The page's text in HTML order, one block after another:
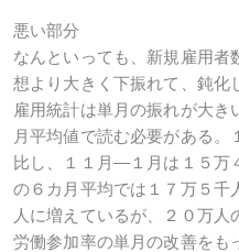
悪い部分
なんといっても、新規雇用者
想より大きく下振れて、鈍化
雇用統計は単月の振れが大
月平均値で読む必要がある。
比し、１１月―１月は１５万
の６カ月平均では１７万５千
人に増えているが、２０万人
労働参加率の単月の改善をも